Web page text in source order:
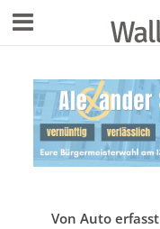
Von Auto erfasst